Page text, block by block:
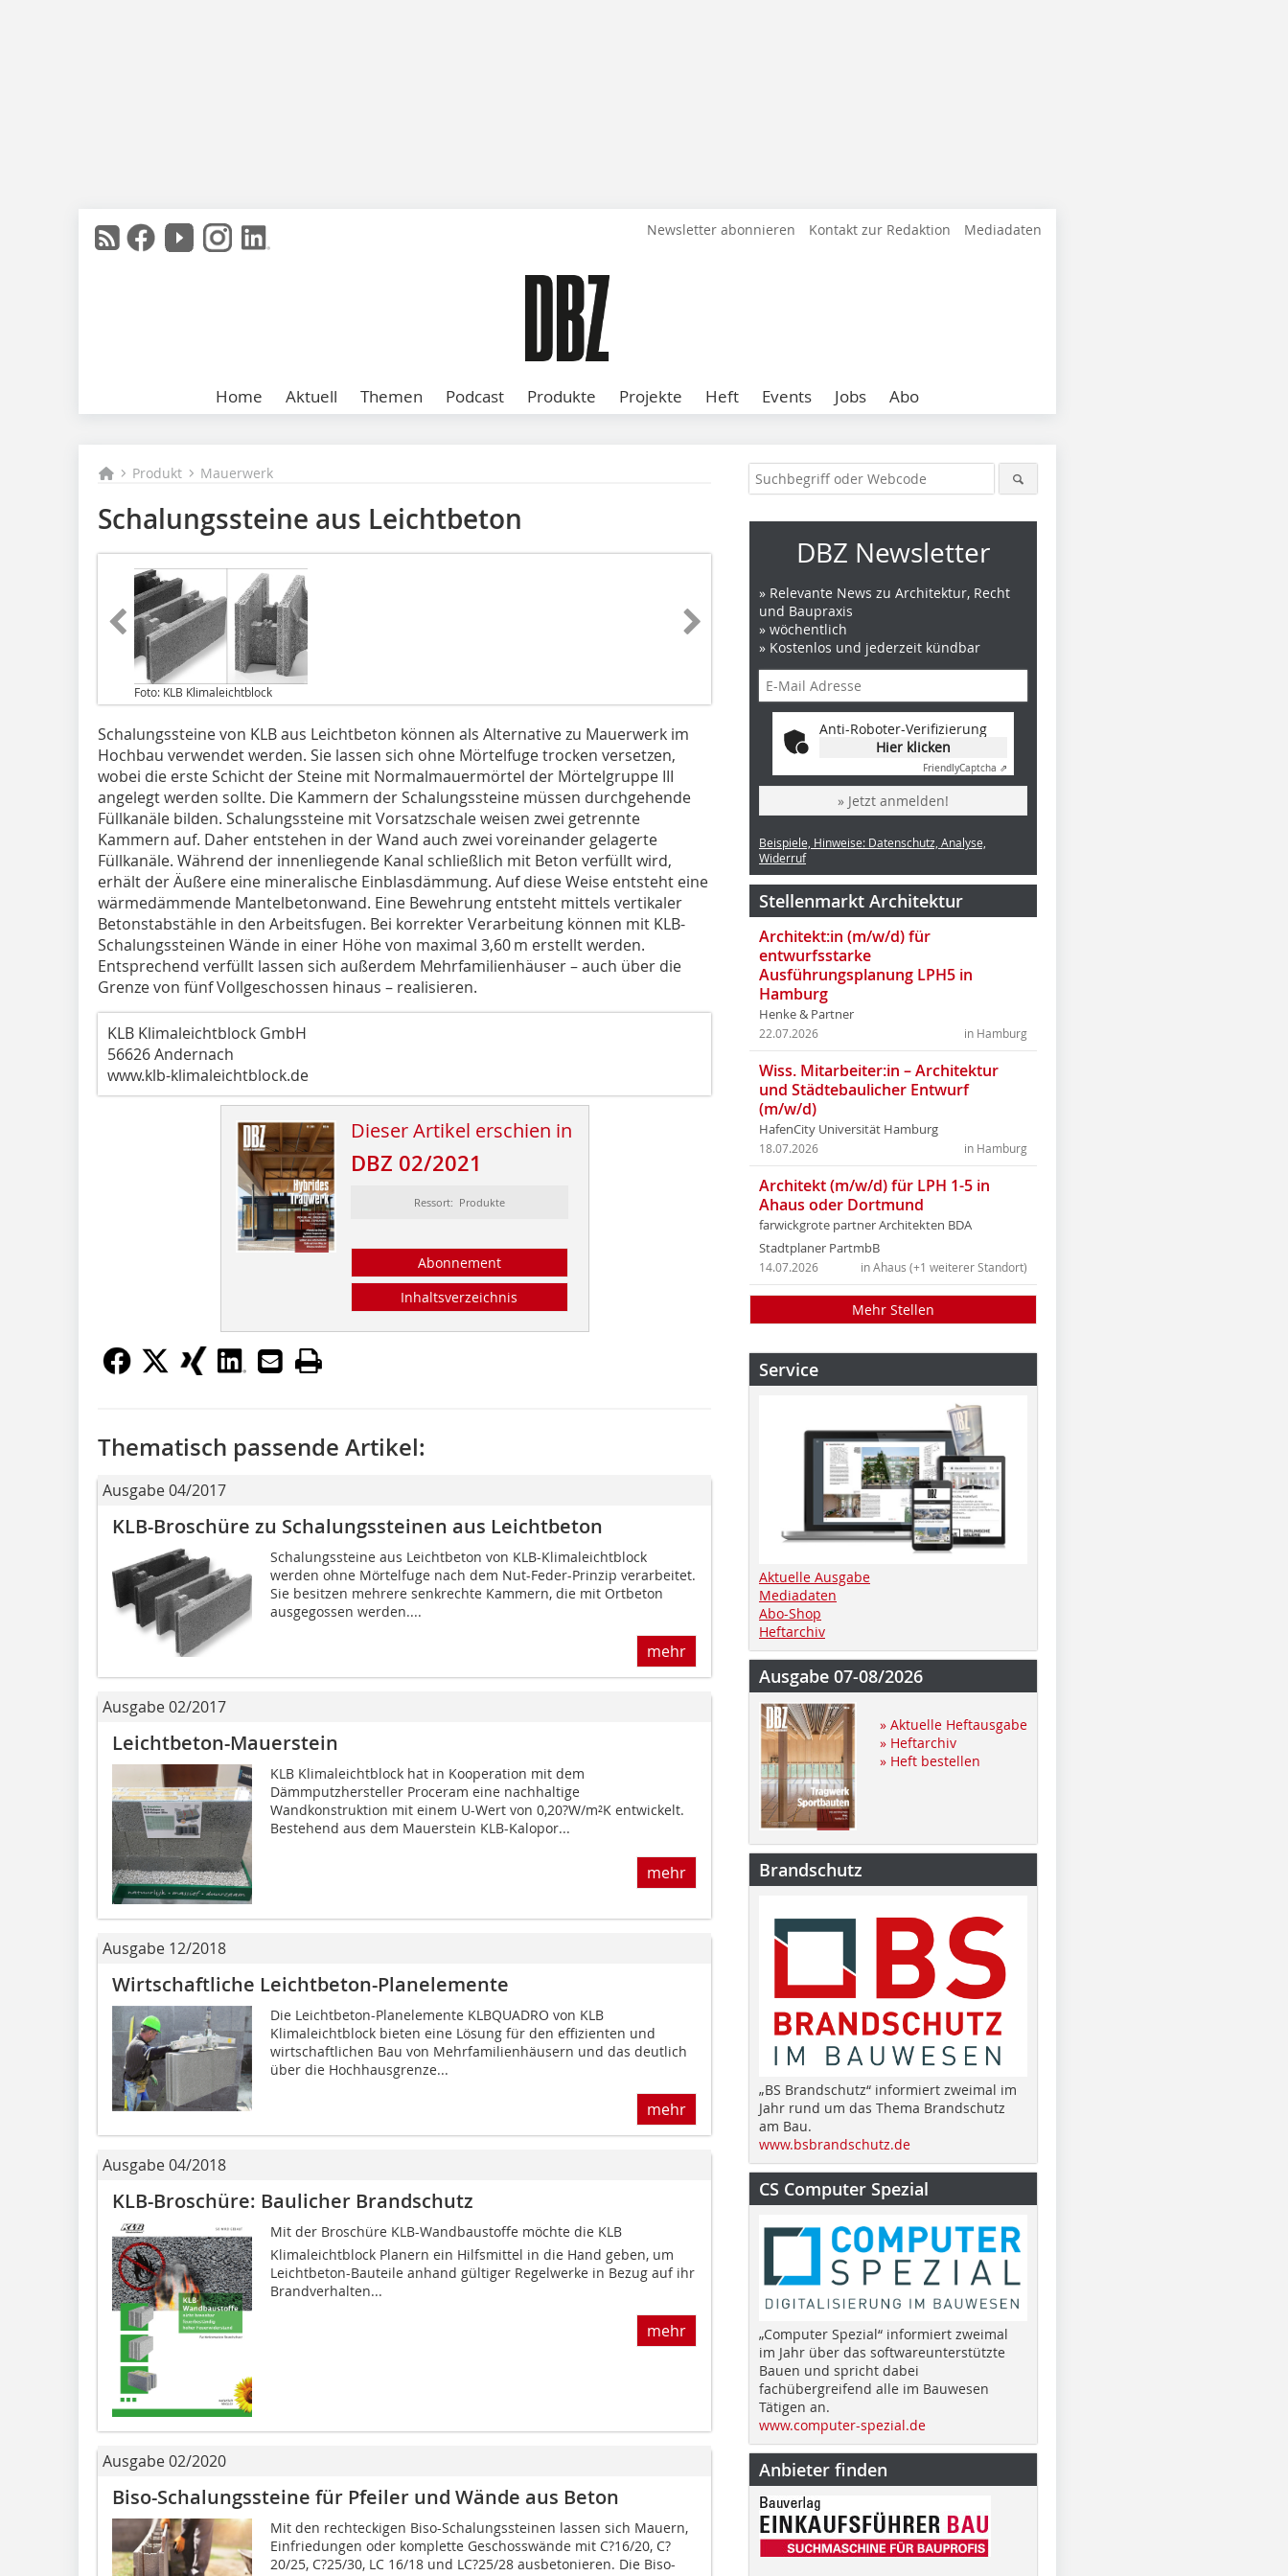
Newsletter abonnieren Kontakt zur Redaktion Mediadaten
Home Aktuell Themen Podcast Produkte Projekte Heft Events Jobs Abo
Produkt Mauerwerk
Schalungssteine aus Leichtbeton
Foto: KLB Klimaleichtblock
Schalungssteine von KLB aus Leichtbeton können als Alternative zu Mauerwerk im
Hochbau verwendet werden. Sie lassen sich ohne Mörtelfuge trocken versetzen,
wobei die erste Schicht der Steine mit Normalmauermörtel der Mörtelgruppe III
angelegt werden sollte. Die Kammern der Schalungssteine müssen durchgehende
Füllkanäle bilden. Schalungssteine mit Vorsatzschale weisen zwei getrennte
Kammern auf. Daher entstehen in der Wand auch zwei voreinander gelagerte
Füllkanäle. Während der innenliegende Kanal schließlich mit Beton verfüllt wird,
erhält der Äußere eine mineralische Einblasdämmung. Auf diese Weise entsteht eine
wärmedämmende Mantelbetonwand. Eine Bewehrung entsteht mittels vertikaler
Betonstabstähle in den Arbeitsfugen. Bei korrekter Verarbeitung können mit KLB-
Schalungssteinen Wände in einer Höhe von maximal 3,60 m erstellt werden.
Entsprechend verfüllt lassen sich außerdem Mehrfamilienhäuser – auch über die
Grenze von fünf Vollgeschossen hinaus – realisieren.
KLB Klimaleichtblock GmbH
56626 Andernach
www.klb-klimaleichtblock.de
Dieser Artikel erschien in
DBZ 02/2021
Ressort: Produkte
Abonnement
Inhaltsverzeichnis
Thematisch passende Artikel:
Ausgabe 04/2017
KLB-Broschüre zu Schalungssteinen aus Leichtbeton
Schalungssteine aus Leichtbeton von KLB-Klimaleichtblock
werden ohne Mörtelfuge nach dem Nut-Feder-Prinzip verarbeitet.
Sie besitzen mehrere senkrechte Kammern, die mit Ortbeton
ausgegossen werden....
mehr
Ausgabe 02/2017
Leichtbeton-Mauerstein
KLB Klimaleichtblock hat in Kooperation mit dem
Dämmputzhersteller Proceram eine nachhaltige
Wandkonstruktion mit einem U-Wert von 0,20?W/m²K entwickelt.
Bestehend aus dem Mauerstein KLB-Kalopor...
mehr
Ausgabe 12/2018
Wirtschaftliche Leichtbeton-Planelemente
Die Leichtbeton-Planelemente KLBQUADRO von KLB
Klimaleichtblock bieten eine Lösung für den effizienten und
wirtschaftlichen Bau von Mehrfamilienhäusern und das deutlich
über die Hochhausgrenze...
mehr
Ausgabe 04/2018
KLB-Broschüre: Baulicher Brandschutz
Mit der Broschüre KLB-Wandbaustoffe möchte die KLB
Klimaleichtblock Planern ein Hilfsmittel in die Hand geben, um
Leichtbeton-Bauteile anhand gültiger Regelwerke in Bezug auf ihr
Brandverhalten...
mehr
Ausgabe 02/2020
Biso-Schalungssteine für Pfeiler und Wände aus Beton
Mit den rechteckigen Biso-Schalungssteinen lassen sich Mauern,
Einfriedungen oder komplette Geschosswände mit C?16/20, C?
20/25, C?25/30, LC 16/18 und LC?25/28 ausbetonieren. Die Biso-
DBZ Newsletter
» Relevante News zu Architektur, Recht
und Baupraxis
» wöchentlich
» Kostenlos und jederzeit kündbar
Anti-Roboter-Verifizierung
Hier klicken
FriendlyCaptcha ⇗
» Jetzt anmelden!
Beispiele, Hinweise: Datenschutz, Analyse,
Widerruf
Stellenmarkt Architektur
Architekt:in (m/w/d) für
entwurfsstarke
Ausführungsplanung LPH5 in
Hamburg
Henke & Partner
in Hamburg
22.07.2026
Wiss. Mitarbeiter:in – Architektur
und Städtebaulicher Entwurf
(m/w/d)
HafenCity Universität Hamburg
in Hamburg
18.07.2026
Architekt (m/w/d) für LPH 1-5 in
Ahaus oder Dortmund
farwickgrote partner Architekten BDA
Stadtplaner PartmbB
in Ahaus (+1 weiterer Standort)
14.07.2026
Mehr Stellen
Service
Aktuelle Ausgabe
Mediadaten
Abo-Shop
Heftarchiv
Ausgabe 07-08/2026
» Aktuelle Heftausgabe
» Heftarchiv
» Heft bestellen
Brandschutz
„BS Brandschutz“ informiert zweimal im
Jahr rund um das Thema Brandschutz
am Bau.
www.bsbrandschutz.de
CS Computer Spezial
„Computer Spezial“ informiert zweimal
im Jahr über das softwareunterstützte
Bauen und spricht dabei
fachübergreifend alle im Bauwesen
Tätigen an.
www.computer-spezial.de
Anbieter finden